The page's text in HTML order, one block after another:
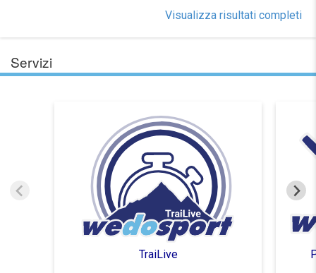
Visualizza risultati completi
Servizi
TraiLive